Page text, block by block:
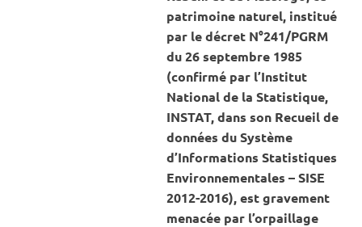
patrimoine naturel, institué
par le décret N°241/PGRM
du 26 septembre 1985
(confirmé par l’Institut
National de la Statistique,
INSTAT, dans son Recueil de
données du Système
d’Informations Statistiques
Environnementales – SISE
2012-2016), est gravement
menacée par l’orpaillage